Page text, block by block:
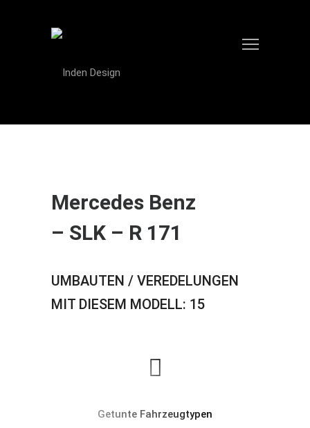
Mercedes Benz
– SLK – R 171
UMBAUTEN / VEREDELUNGEN
MIT DIESEM MODELL: 15
Getunte Fahrzeugtypen